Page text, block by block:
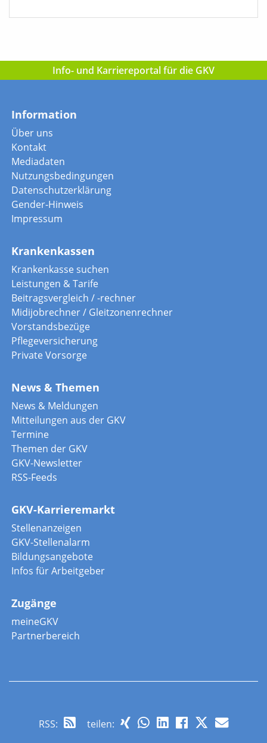
Info- und Karriereportal für die GKV
Information
Über uns
Kontakt
Mediadaten
Nutzungsbedingungen
Datenschutzerklärung
Gender-Hinweis
Impressum
Krankenkassen
Krankenkasse suchen
Leistungen & Tarife
Beitragsvergleich / -rechner
Midijobrechner / Gleitzonenrechner
Vorstandsbezüge
Pflegeversicherung
Private Vorsorge
News & Themen
News & Meldungen
Mitteilungen aus der GKV
Termine
Themen der GKV
GKV-Newsletter
RSS-Feeds
GKV-Karrieremarkt
Stellenanzeigen
GKV-Stellenalarm
Bildungsangebote
Infos für Arbeitgeber
Zugänge
meineGKV
Partnerbereich
RSS: teilen: